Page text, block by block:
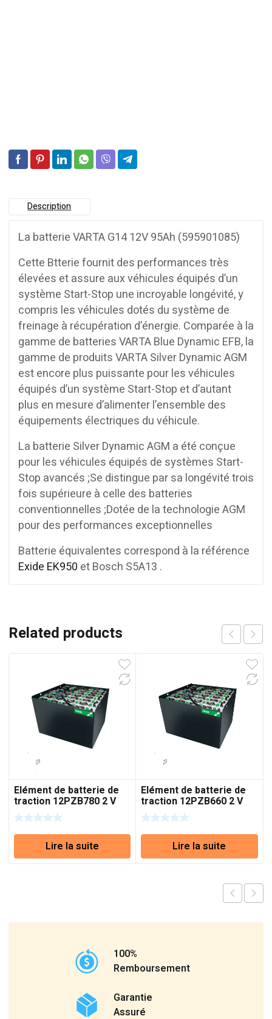
Description
La batterie VARTA G14 12V 95Ah (595901085)
Cette Btterie fournit des performances très
élevées et assure aux véhicules équipés d’un
système Start-Stop une incroyable longévité, y
compris les véhicules dotés du système de
freinage à récupération d’énergie. Comparée à la
gamme de batteries VARTA Blue Dynamic EFB, la
gamme de produits VARTA Silver Dynamic AGM
est encore plus puissante pour les véhicules
équipés d’un système Start-Stop et d’autant
plus en mesure d’alimenter l’ensemble des
équipements électriques du véhicule.
La batterie Silver Dynamic AGM a été conçue
pour les véhicules équipés de systèmes Start-
Stop avancés ;Se distingue par sa longévité trois
fois supérieure à celle des batteries
conventionnelles ;Dotée de la technologie AGM
pour des performances exceptionnelles
Batterie équivalentes correspond à la référence
Exide EK950 et Bosch S5A13 .
Related products
Elément de batterie de
traction 12PZB780 2 V
780 Ah (C5)
Lire la suite
Elément de batterie de
traction 12PZB660 2 V
660 Ah (C5)
Lire la suite
100%
Remboursement
Garantie
Assuré